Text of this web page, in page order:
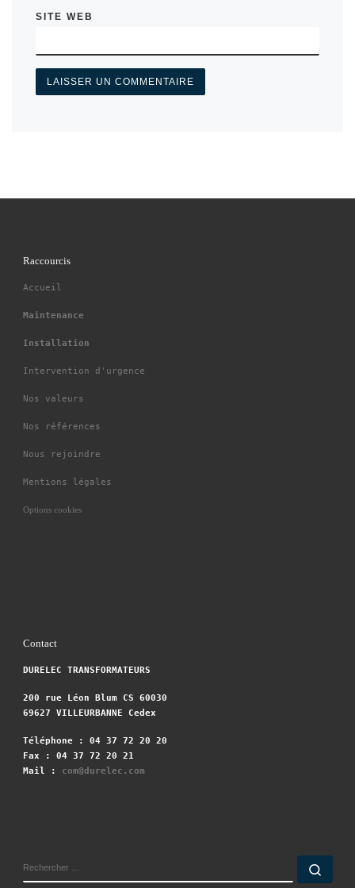
SITE WEB
Raccourcis
Accueil
Maintenance
Installation
Intervention d'urgence
Nos valeurs
Nos références
Nous rejoindre
Mentions légales
Options cookies
Contact
DURELEC TRANSFORMATEURS
200 rue Léon Blum CS 60030
69627 VILLEURBANNE Cedex
Téléphone : 04 37 72 20 20
Fax : 04 37 72 20 21
Mail :
com@durelec.com